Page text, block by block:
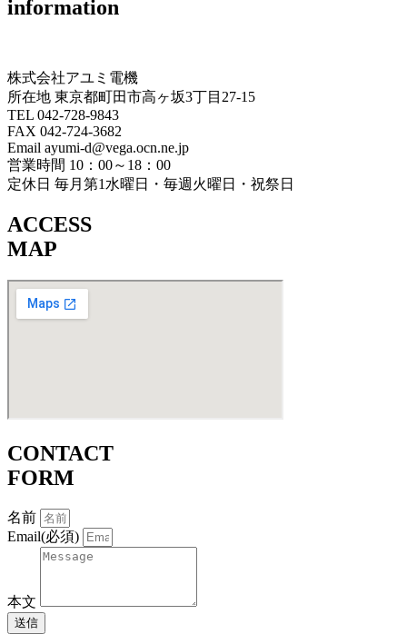
information
株式会社アユミ電機
所在地 東京都町田市高ヶ坂3丁目27‐15
TEL 042-728-9843
FAX 042-724-3682
Email ayumi-d@vega.ocn.ne.jp
営業時間 10：00～18：00
定休日 毎月第1水曜日・毎週火曜日・祝祭日
ACCESS
MAP
CONTACT
FORM
名前
Email(必須)
本文
送信